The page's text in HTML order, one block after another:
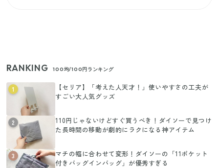
RANKING 100均/100円ランキング
1
【セリア】「考えた人天才！」使いやすさの工夫が
すごい大人気グッズ
2
110円じゃないけどすぐ買うべき！ダイソーで見つけ
た長時間の移動が劇的にラクになる神アイテム
3
マチの幅に合わせて変形！ダイソーの「11ポケット
付きバッグインバッグ」が優秀すぎる